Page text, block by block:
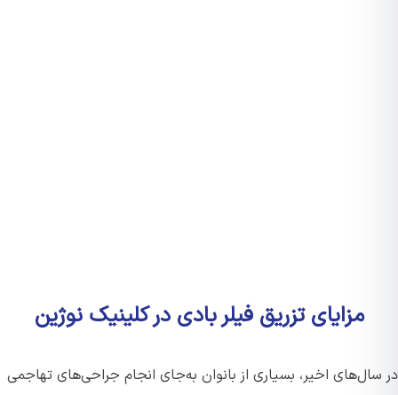
مزایای تزریق فیلر بادی در کلینیک نوژین
اخیر، بسیاری از بانوان به‌جای انجام جراحی‌های تهاجمی